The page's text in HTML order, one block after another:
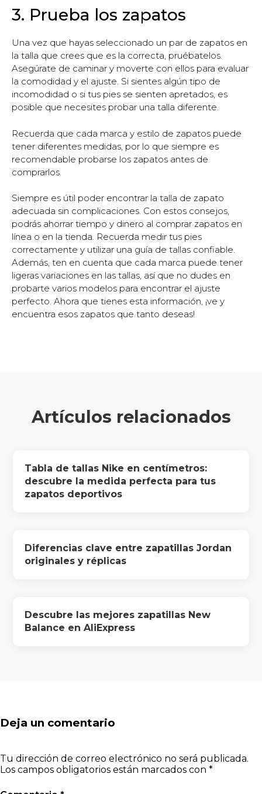
3. Prueba los zapatos
Una vez que hayas seleccionado un par de zapatos en
la talla que crees que es la correcta, pruébatelos.
Asegúrate de caminar y moverte con ellos para evaluar
la comodidad y el ajuste. Si sientes algún tipo de
incomodidad o si tus pies se sienten apretados, es
posible que necesites probar una talla diferente.
Recuerda que cada marca y estilo de zapatos puede
tener diferentes medidas, por lo que siempre es
recomendable probarse los zapatos antes de
comprarlos.
Siempre es útil poder encontrar la talla de zapato
adecuada sin complicaciones. Con estos consejos,
podrás ahorrar tiempo y dinero al comprar zapatos en
línea o en la tienda. Recuerda medir tus pies
correctamente y utilizar una guía de tallas confiable.
Además, ten en cuenta que cada marca puede tener
ligeras variaciones en las tallas, así que no dudes en
probarte varios modelos para encontrar el ajuste
perfecto. Ahora que tienes esta información, ¡ve y
encuentra esos zapatos que tanto deseas!
Artículos relacionados
Tabla de tallas Nike en centímetros:
descubre la medida perfecta para tus
zapatos deportivos
Diferencias clave entre zapatillas Jordan
originales y réplicas
Descubre las mejores zapatillas New
Balance en AliExpress
Deja un comentario
Tu dirección de correo electrónico no será publicada.
Los campos obligatorios están marcados con *